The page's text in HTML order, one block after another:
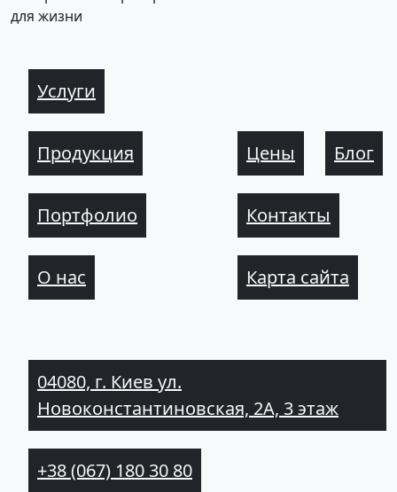
для жизни
Услуги
Продукция
Портфолио
О нас
Цены Блог
Контакты
Карта сайта
04080, г. Киев ул.
Новоконстантиновская, 2А, 3 этаж
+38 (067) 180 30 80